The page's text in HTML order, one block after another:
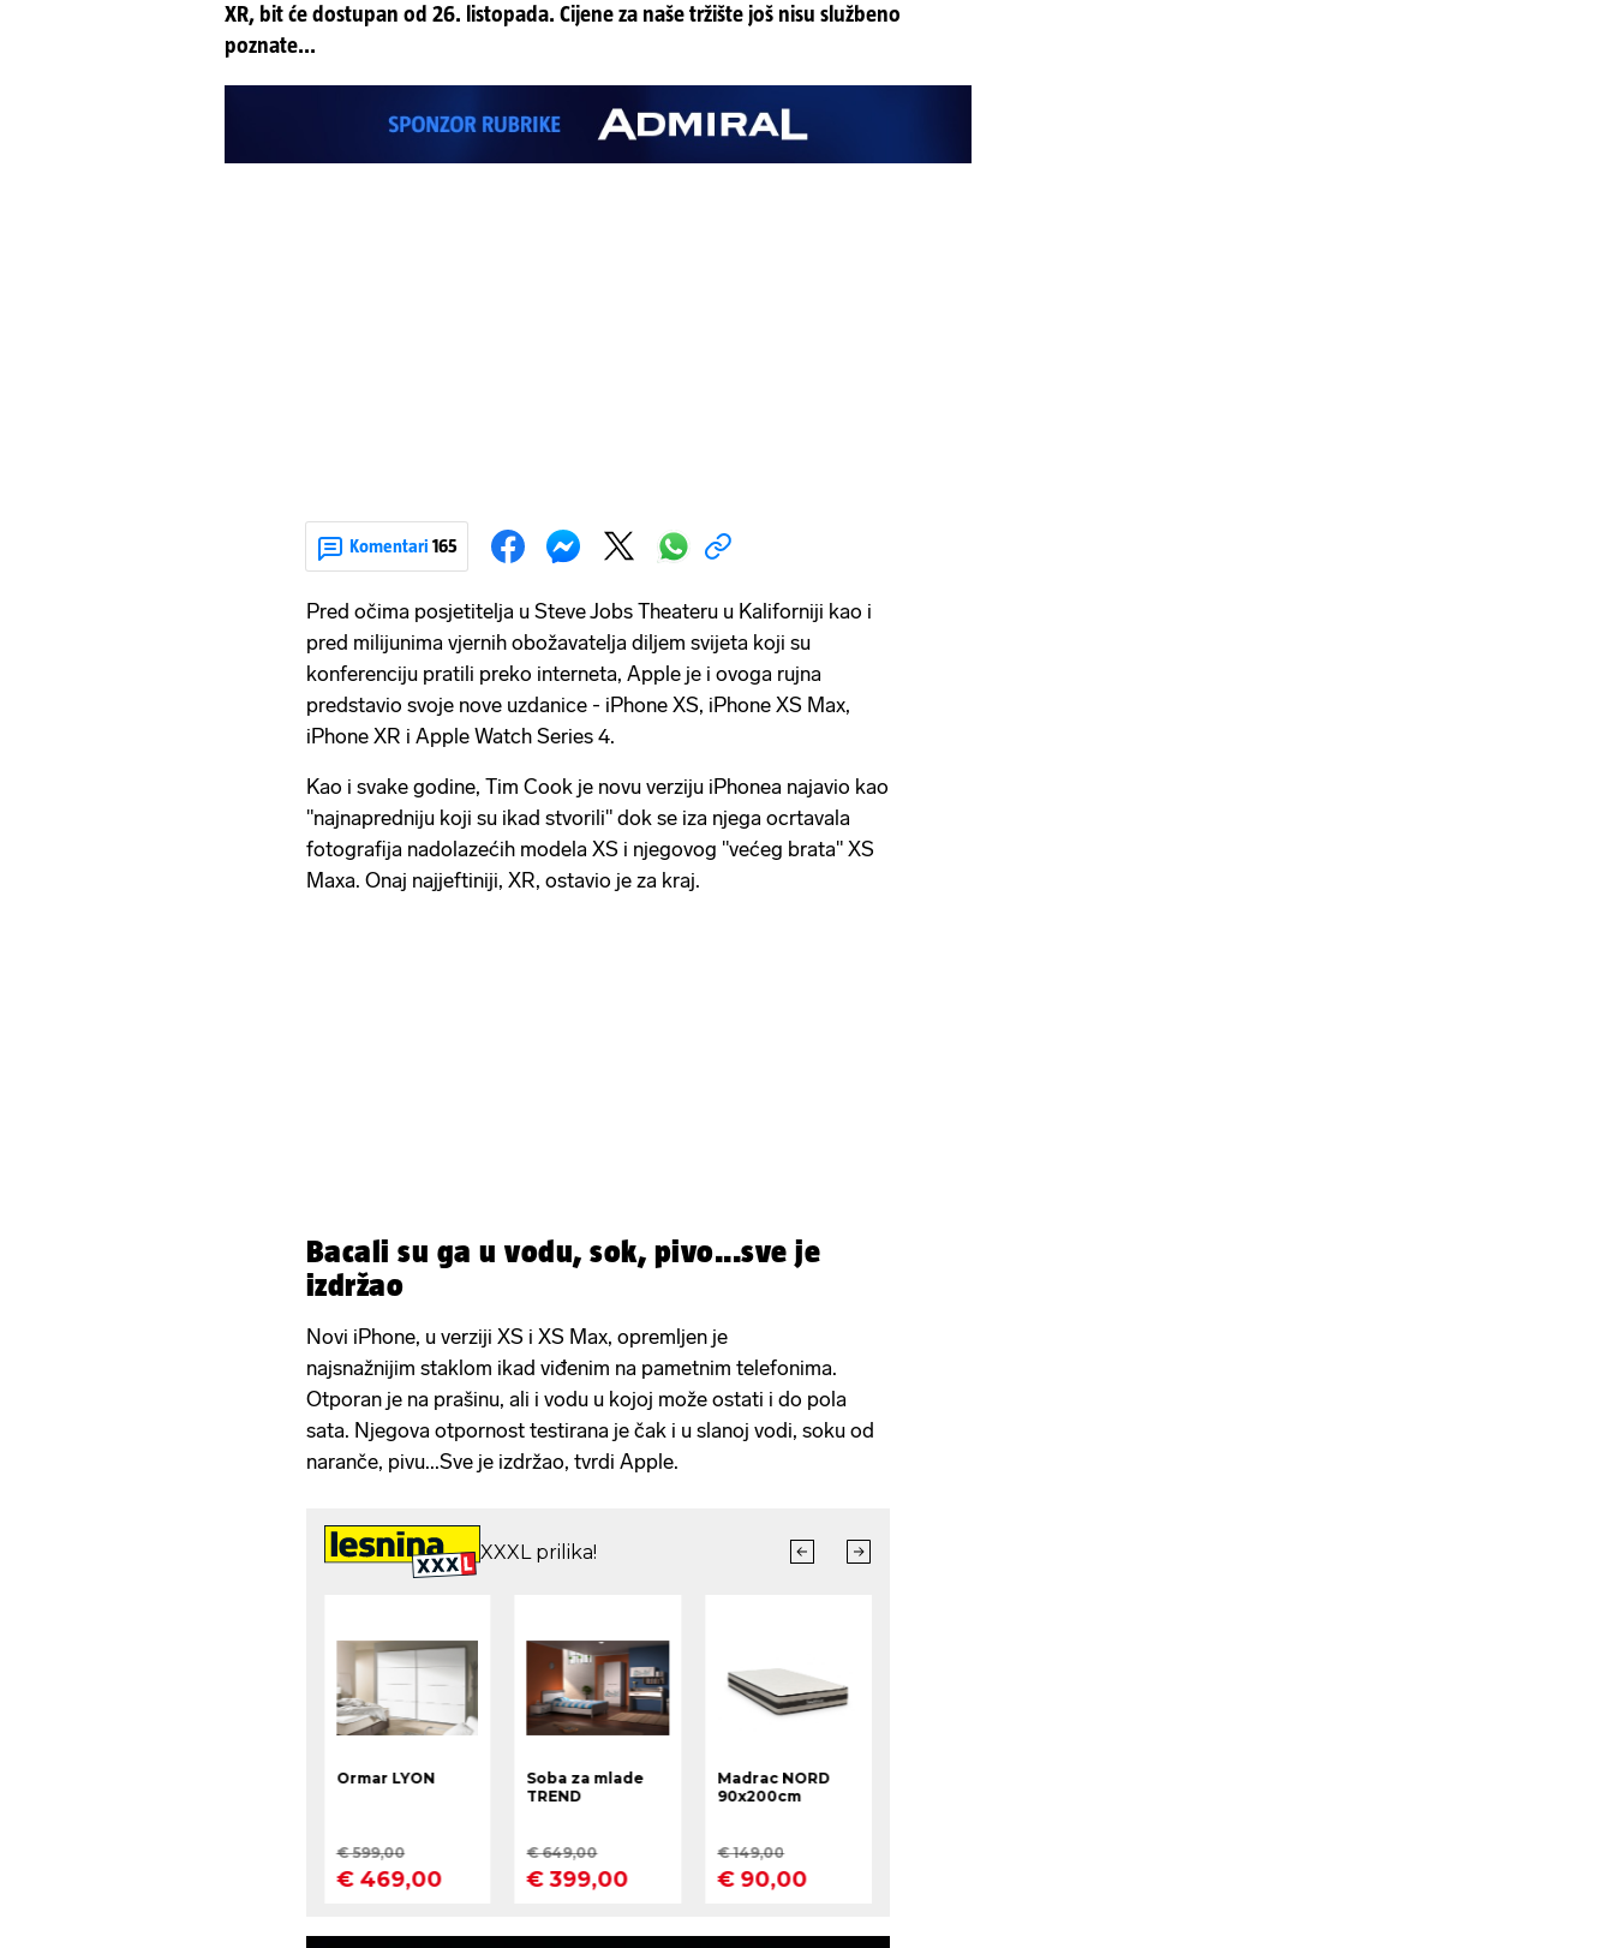
XR, bit će dostupan od 26. listopada. Cijene za naše tržište još nisu službeno
poznate...
Komentari 165
Pred očima posjetitelja u Steve Jobs Theateru u Kaliforniji kao i
pred milijunima vjernih obožavatelja diljem svijeta koji su
konferenciju pratili preko interneta, Apple je i ovoga rujna
predstavio svoje nove uzdanice - iPhone XS, iPhone XS Max,
iPhone XR i Apple Watch Series 4.
Kao i svake godine, Tim Cook je novu verziju iPhonea najavio kao
"najnapredniju koji su ikad stvorili" dok se iza njega ocrtavala
fotografija nadolazećih modela XS i njegovog "većeg brata" XS
Maxa. Onaj najjeftiniji, XR, ostavio je za kraj.
Bacali su ga u vodu, sok, pivo...sve je
izdržao
Novi iPhone, u verziji XS i XS Max, opremljen je
najsnažnijim staklom ikad viđenim na pametnim telefonima.
Otporan je na prašinu, ali i vodu u kojoj može ostati i do pola
sata. Njegova otpornost testirana je čak i u slanoj vodi, soku od
naranče, pivu...Sve je izdržao, tvrdi Apple.